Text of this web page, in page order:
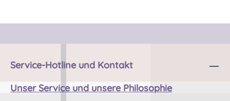
Service-Hotline und Kontakt
Unser Service und unsere Philosophie